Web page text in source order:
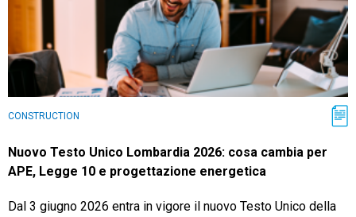
CONSTRUCTION
Nuovo Testo Unico Lombardia 2026: cosa cambia per
APE, Legge 10 e progettazione energetica
Dal 3 giugno 2026 entra in vigore il nuovo Testo Unico della